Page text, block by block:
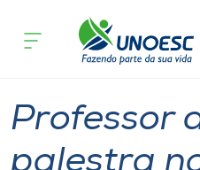
Cursos
Pesquisa
acontece
Professor
Professor
palestra